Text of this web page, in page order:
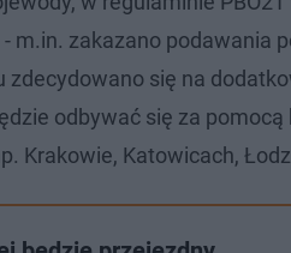
zakazano podawania
się na
odbywać się za
Krakowie, Katowicach,